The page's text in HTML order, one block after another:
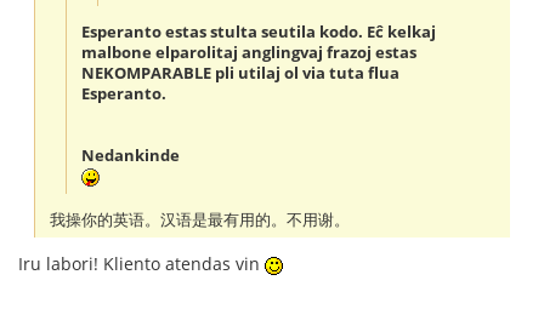
Esperanto estas stulta seutila kodo. Eĉ kelkaj
malbone elparolitaj anglingvaj frazoj estas
NEKOMPARABLE pli utilaj ol via tuta flua
Esperanto.
Nedankinde
我操你的英语。汉语是最有用的。不用谢。
Iru labori! Kliento atendas vin